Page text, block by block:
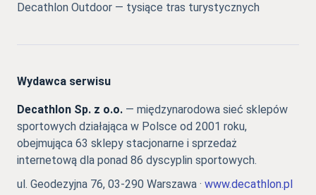
Decathlon Outdoor — tysiące tras turystycznych
Wydawca serwisu
Decathlon Sp. z o.o. — międzynarodowa sieć sklepów
sportowych działająca w Polsce od 2001 roku,
obejmująca 63 sklepy stacjonarne i sprzedaż
internetową dla ponad 86 dyscyplin sportowych.
ul. Geodezyjna 76, 03-290 Warszawa · www.decathlon.pl